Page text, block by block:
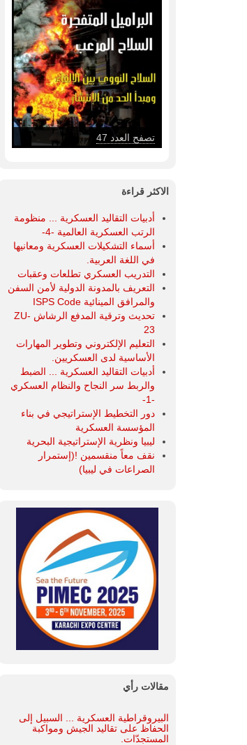
تصفح العدد 47
الاكثر قراءة
أدبيات التقاليد العسكرية ... منظومة
الرتب العسكرية العالمية -4-
أسماء التشكيلات العسكرية ومعانيها
في اللغة العربية.
التدريب العسكري تطلعات وعقبات
التعريف بالمدونة الدولية لأمن السفن
والمرافق المينائية ISPS Code
تحديث وترقية المدفع الرشاش ZU-
23
التعليم الإلكتروني وتطوير المهارات
الأساسية لدى العسكريين.
أدبيات التقاليد العسكرية ... الضبط
والربط سر النجاح والنظام العسكري
-1-
دور التخطيط الإستراتيجي في بناء
المؤسسة العسكرية
ليبيا ونظرية الإستراتيجية البحرية
نقف معاً منقسمين !(إستمرار
الصراعات في ليبيا)
مقالات رأي
البيروقراطية العسكرية ... السبيل إلى
الحفاظ على تقاليد الجيش ومواكبة
المستجدّات.